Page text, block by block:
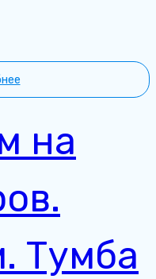
на
Тумба